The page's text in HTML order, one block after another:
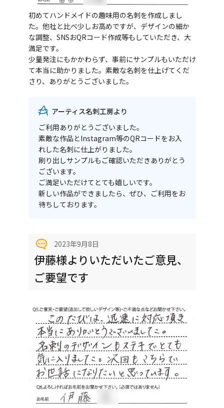
初めてハンドメイドの趣味用の名刺を作成しまし
た。他社と比べ少しお高めですが、デザインの細か
な調整、SNSおQRコード作成等もしていただき、大
満足です。
少量発注にもかかわらず、事前にサンプルもいただけ
て本当に助かりました。素敵な名刺を仕上げてくだ
さり、ありがとうございました。
アーティス名刺工房より
ご利用ありがとうございました。
素敵な作品とInstagram等のQRコードをお入
れした名刺に仕上がりました。
刷り出しサンプルもご確認いただきありがとう
ございます。
ご満足いただけてとても嬉しいです。
新しい作品ができましたら、ぜひ、ご利用をお
待ちしております。
2023年9月8日
伊藤様よりいただいたご意見、
ご要望です